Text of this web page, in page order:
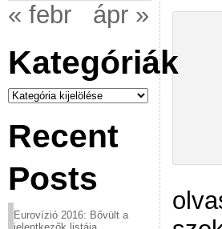
« febr ápr »
Kategóriák
Kategóriák
Recent
Posts
Eurovízió 2016: Bővült a